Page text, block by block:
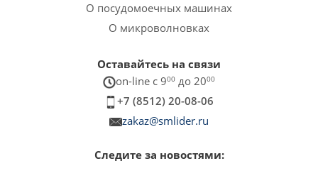
О посудомоечных машинах
О микроволновках
Оставайтесь на связи
on-line c 900 до 2000
+7 (8512) 20-08-06
zakaz@smlider.ru
Следите за новостями: